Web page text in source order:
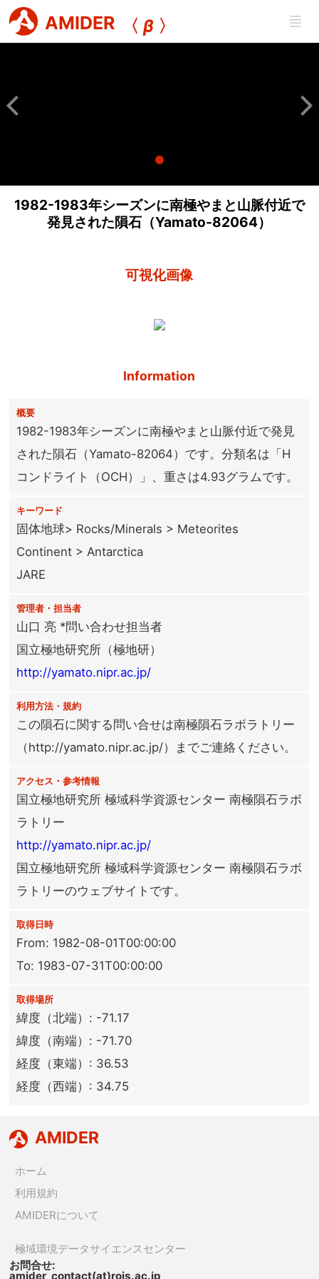
AMIDER 〈β 〉
1982-1983年シーズンに南極やまと山脈付近で
発見された隕石（Yamato-82064）
可視化画像
Information
概要
1982-1983年シーズンに南極やまと山脈付近で発見
された隕石（Yamato-82064）です。分類名は「H
コンドライト（OCH）」、重さは4.93グラムです。
キーワード
固体地球> Rocks/Minerals > Meteorites
Continent > Antarctica
JARE
管理者・担当者
山口 亮 *問い合わせ担当者
国立極地研究所（極地研）
http://yamato.nipr.ac.jp/
利用方法・規約
この隕石に関する問い合せは南極隕石ラボラトリー
（http://yamato.nipr.ac.jp/）までご連絡ください。
アクセス・参考情報
国立極地研究所 極域科学資源センター 南極隕石ラボ
ラトリー
http://yamato.nipr.ac.jp/
国立極地研究所 極域科学資源センター 南極隕石ラボ
ラトリーのウェブサイトです。
取得日時
From: 1982-08-01T00:00:00
To: 1983-07-31T00:00:00
取得場所
緯度（北端）: -71.17
緯度（南端）: -71.70
経度（東端）: 36.53
経度（西端）: 34.75
AMIDER
ホーム
利用規約
AMIDERについて
極域環境データサイエンスセンター
お問合せ:
amider_contact(at)rois.ac.jp